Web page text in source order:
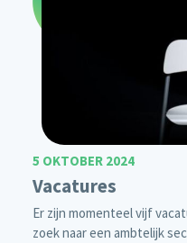
5 OKTOBER 2024
Vacatures
Er zijn momenteel vijf
zoek naar een ambtelijk